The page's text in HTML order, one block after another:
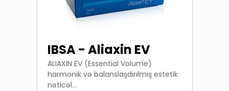
IBSA - Aliaxin EV
ALIAXIN EV (Essential Volume)
harmonik və balanslaşdırılmış estetik
nəticəl...